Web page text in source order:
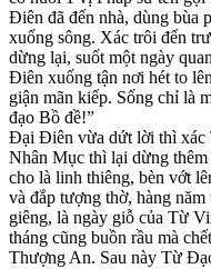
Điên đã đến nhà, dùng bùa
xuống sông. Xác trôi đến
dừng lại, suốt một ngày
Điên xuống tận nơi hét to
giận mãn kiếp. Sống chỉ là
đạo Bồ đề!”
Đại Điên vừa dứt lời thì xác
Nhân Mục thì lại dừng
cho là linh thiêng, bèn vớt
và đắp tượng thờ, hàng
giêng, là ngày giỗ của Từ
tháng cũng buồn rầu mà
Thượng An. Sau này Từ